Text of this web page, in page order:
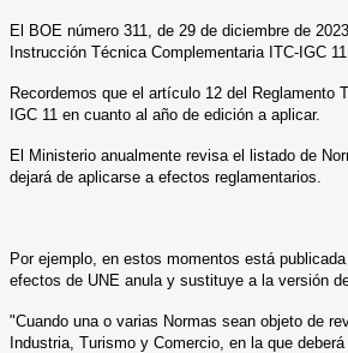
El BOE número 311, de 29 de diciembre de
Instrucción Técnica Complementaria ITC-IGC
Recordemos que el artículo 12 del
IGC 11 en cuanto al año de edición a aplicar.
El Ministerio anualmente revisa el listado de
dejará de aplicarse a efectos reglamentarios.
Por ejemplo, en estos momentos está
efectos de UNE anula y sustituye a la versión
"Cuando una o varias Normas sean objeto de
Industria, Turismo y Comercio, en la que